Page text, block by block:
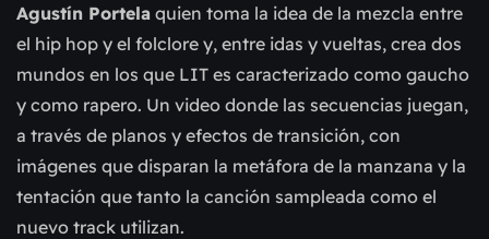
Agustín Portela quien toma la idea de la mezcla entre
el hip hop y el folclore y, entre idas y vueltas, crea dos
mundos en los que LIT es caracterizado como gaucho
y como rapero. Un video donde las secuencias juegan,
a través de planos y efectos de transición, con
imágenes que disparan la metáfora de la manzana y la
tentación que tanto la canción sampleada como el
nuevo track utilizan.